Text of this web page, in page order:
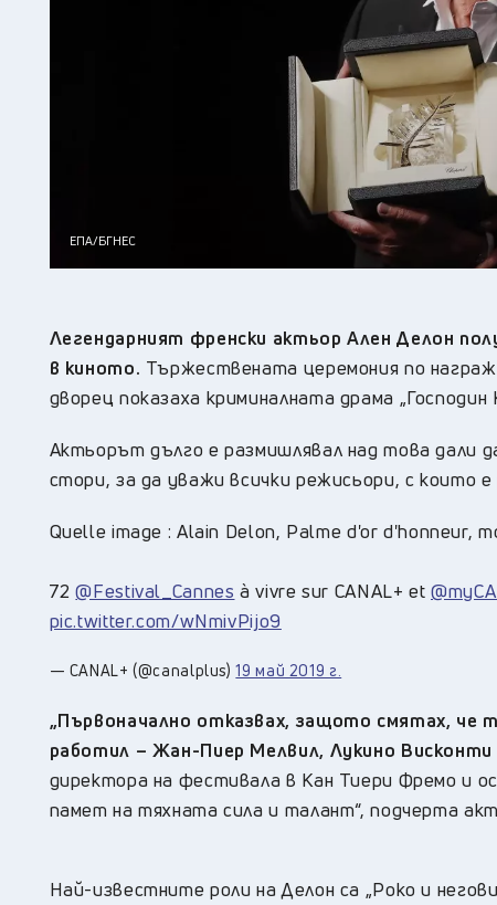
ЕПА/БГНЕС
Легендарният френски актьор Ален Делон
в киното. Тържествената церемония по
дворец показаха криминалната драма
Актьорът дълго е размишлявал над това дали
стори, за да уважи всички режисьори, с които
Quelle image : Alain Delon, Palme d'or d'honneur,
72@Festival_Cannes à vivre sur CANAL+ et
pic.twitter.com/wNmivPijo9
— CANAL+ (@canalplus)19 май 2019 г.
„Първоначално отказвах, защото смятах, че
работил – Жан-Пиер Мелвил, Лукино Висконти
директора на фестивала в Кан Тиери Фремо и
памет на тяхната сила и талант“, подчерта
Най-известните роли на Делон са „Роко и